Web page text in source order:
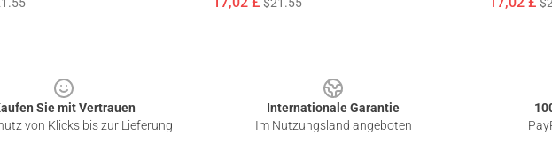
Sie mit Vertrauen
von Klicks bis zur Lieferung
Internationale Garantie
Im Nutzungsland angeboten